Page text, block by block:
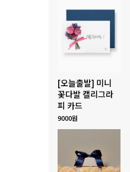
[오늘출발] 미니
꽃다발 캘리그라
피 카드
9000원